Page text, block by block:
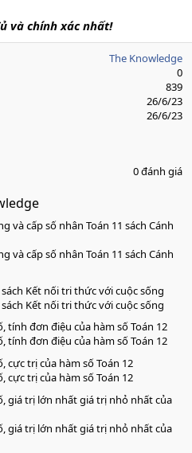
và chính xác nhất!
The Knowledge
0
839
26/6/23
26/6/23
0 đánh giá
và cấp số nhân Toán 11 sách Cánh
và cấp số nhân Toán 11 sách Cánh
Kết nối tri thức với cuộc sống
Kết nối tri thức với cuộc sống
tính đơn điệu của hàm số Toán 12
tính đơn điệu của hàm số Toán 12
cực trị của hàm số Toán 12
cực trị của hàm số Toán 12
giá trị lớn nhất giá trị nhỏ nhất của
giá trị lớn nhất giá trị nhỏ nhất của